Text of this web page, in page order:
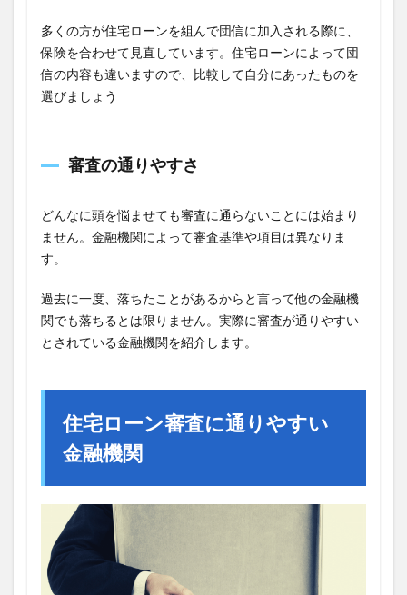
多くの方が住宅ローンを組んで団信に加入される際に、
保険を合わせて見直しています。住宅ローンによって団
信の内容も違いますので、比較して自分にあったものを
選びましょう
審査の通りやすさ
どんなに頭を悩ませても審査に通らないことには始まり
ません。金融機関によって審査基準や項目は異なりま
す。
過去に一度、落ちたことがあるからと言って他の金融機
関でも落ちるとは限りません。実際に審査が通りやすい
とされている金融機関を紹介します。
住宅ローン審査に通りやすい
金融機関